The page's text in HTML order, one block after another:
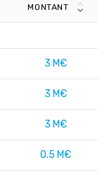
MONTANT
3 M€
3 M€
3 M€
0.5 M€